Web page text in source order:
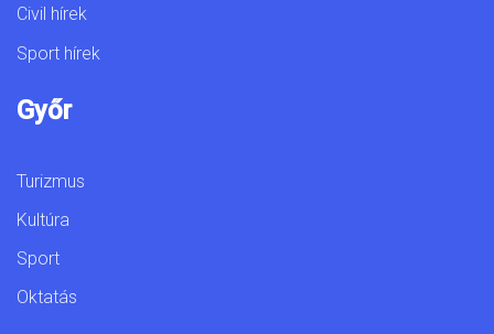
Civil hírek
Sport hírek
Győr
Turizmus
Kultúra
Sport
Oktatás